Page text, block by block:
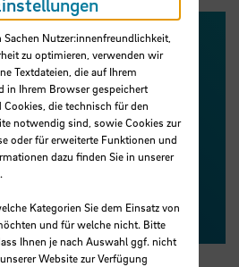
große
Sachen Nutzer:innenfreundlichkeit,
zu optimieren, verwenden wir
Textdateien, die auf Ihrem
in Ihrem Browser gespeichert
die technisch für den
notwendig sind, sowie Cookies zur
oder für erweiterte Funktionen und
dazu finden Sie in unserer
.
Kategorien Sie dem Einsatz von
und für welche nicht. Bitte
Ihnen je nach Auswahl ggf. nicht
Website zur Verfügung